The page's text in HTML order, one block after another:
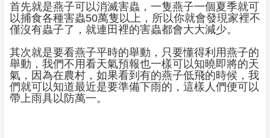
首先就是燕子可以消滅害蟲，一隻燕子一個夏季就可
以捕食各種害蟲50萬隻以上，所以你就會發現家裡不
僅沒有蟲子了，就連田裡的害蟲都會大大減少。
其次就是要看燕子平時的舉動，只要懂得利用燕子的
舉動，我們不用看天氣預報也一樣可以知曉即將的天
氣，因為在農村，如果看到有的燕子低飛的時候，我
們就可以知道最近是要準備下雨的，這樣人們便可以
帶上雨具以防萬一。